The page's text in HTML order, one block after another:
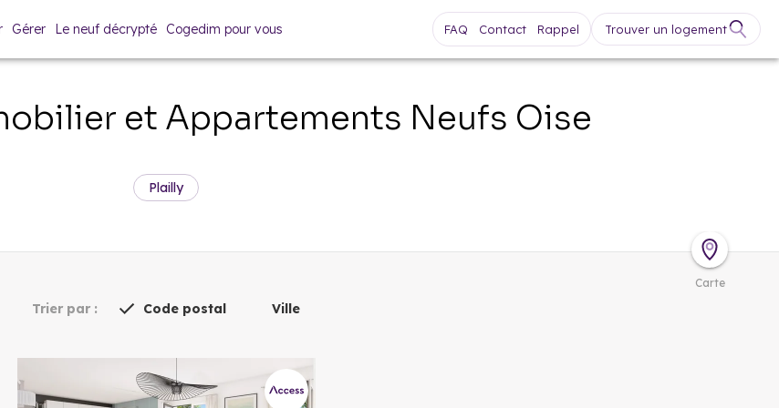
Gérer Le neuf décrypté Cogedim pour vous FAQ Contact Rappel Trouver un logement
et Appartements Neufs Oise
Plailly
Carte
Trier par : Code postal Ville